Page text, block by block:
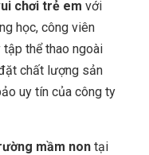
chơi trẻ em với
học, công viên
thể thao ngoài
chất lượng sản
uy tín của công ty
mầm non tại